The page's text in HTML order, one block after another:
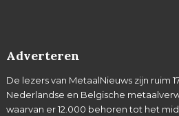
Adverteren
De lezers van MetaalNieuws zijn ruim
Nederlandse en Belgische
waarvan er 12.000 behoren tot het